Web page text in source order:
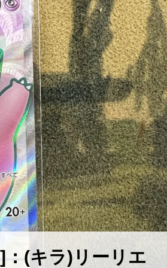
(キラ)リーリエ